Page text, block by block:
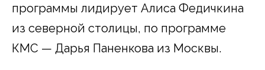
программы лидирует Алиса Федичкина
из северной столицы, по программе
КМС — Дарья Паненкова из Москвы.